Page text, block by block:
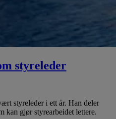
styreleder
styreleder i ett år. Han deler
kan gjør styrearbeidet lettere.